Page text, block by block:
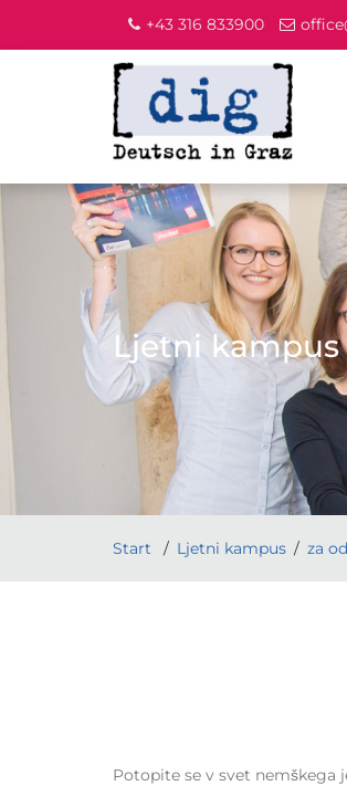
+43 316 833900
Ljetni kampus
Start Ljetni kampus za
Potopite se v svet nemškega